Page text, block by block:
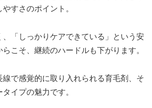
すさのポイント。
、「しっかりケアできている」という安
こそ、継続のハードルも下がります。
線で感覚的に取り入れられる育毛剤、そ
イプの魅力です。